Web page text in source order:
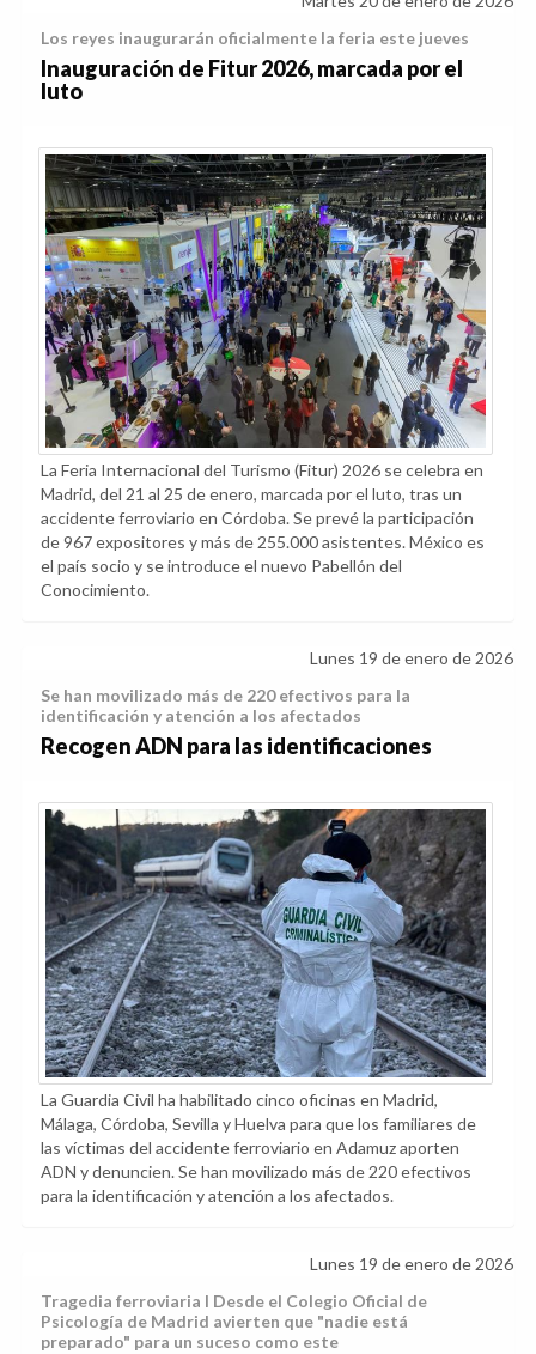
Los reyes inaugurarán oficialmente la feria este jueves
Inauguración de Fitur 2026, marcada por el
luto
La Feria Internacional del Turismo (Fitur) 2026 se celebra en
Madrid, del 21 al 25 de enero, marcada por el luto, tras un
accidente ferroviario en Córdoba. Se prevé la participación
de 967 expositores y más de 255.000 asistentes. México es
el país socio y se introduce el nuevo Pabellón del
Conocimiento.
Lunes 19 de enero de 2026
Se han movilizado más de 220 efectivos para la
identificación y atención a los afectados
Recogen ADN para las identificaciones
La Guardia Civil ha habilitado cinco oficinas en Madrid,
Málaga, Córdoba, Sevilla y Huelva para que los familiares de
las víctimas del accidente ferroviario en Adamuz aporten
ADN y denuncien. Se han movilizado más de 220 efectivos
para la identificación y atención a los afectados.
Lunes 19 de enero de 2026
Tragedia ferroviaria I Desde el Colegio Oficial de
Psicología de Madrid avierten que "nadie está
preparado" para un suceso como este